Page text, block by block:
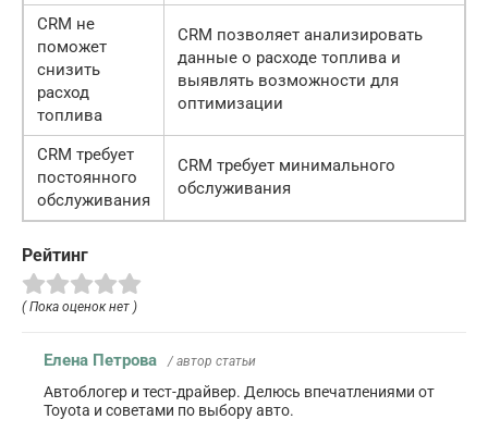
CRM не
поможет
снизить
расход
топлива
CRM позволяет анализировать
данные о расходе топлива и
выявлять возможности для
оптимизации
CRM требует
постоянного
обслуживания
CRM требует минимального
обслуживания
Рейтинг
( Пока оценок нет )
Елена Петрова / автор статьи
Автоблогер и тест-драйвер. Делюсь впечатлениями от
Toyota и советами по выбору авто.